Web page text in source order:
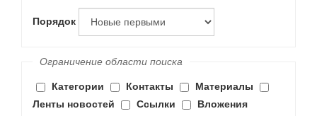
Порядок
Ограничение области поиска
Категории Контакты
Материалы
Ленты новостей
Ссылки Вложения